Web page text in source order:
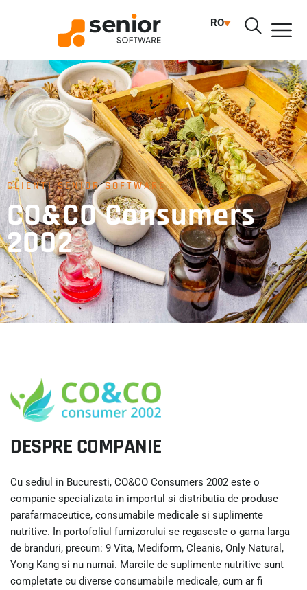
RO
CLIENTI SENIOR SOFTWARE
CO&CO Consumers
2002
DESPRE COMPANIE
Cu sediul in Bucuresti, CO&CO Consumers 2002 este o
companie specializata in importul si distributia de produse
parafarmaceutice, consumabile medicale si suplimente
nutritive. In portofoliul furnizorului se regaseste o gama larga
de branduri, precum: 9 Vita, Mediform, Cleanis, Only Natural,
Yong Kang si nu numai. Marcile de suplimente nutritive sunt
completate cu diverse consumabile medicale, cum ar fi